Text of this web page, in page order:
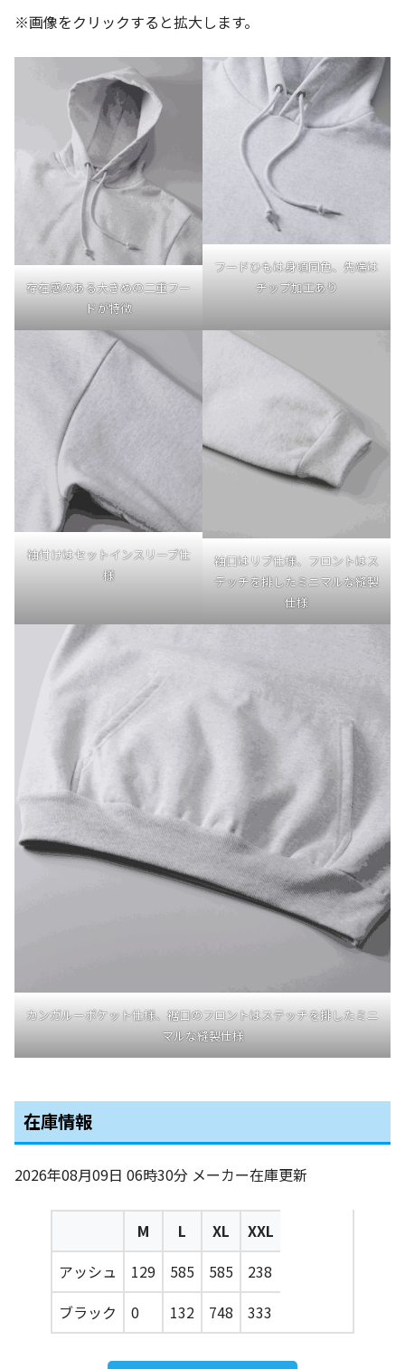
※画像をクリックすると拡大します。
存在感のある大きめの二重フー
ドが特徴
フードひもは身頃同色、先端は
チップ加工あり
袖付けはセットインスリーブ仕
様
袖口はリブ仕様、フロントはス
テッチを排したミニマルな縫製
仕様
カンガルーポケット仕様、裾口のフロントはステッチを排したミニ
マルな縫製仕様
在庫情報
2026年08月09日 06時30分 メーカー在庫更新
M L XL
XXL
アッシュ
129 585 585
238
ブラック
0 132 748 333